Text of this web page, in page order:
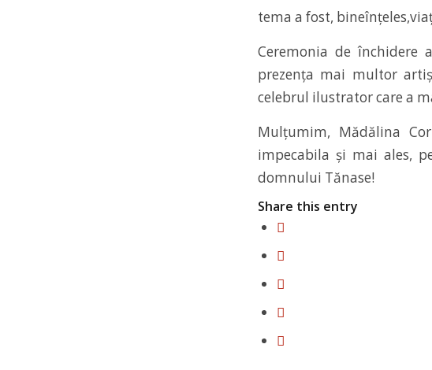
tema a fost,
Ceremonia de
prezența mai multor
celebrul ilustrator care a
Mulțumim, Mădălina
impecabila și mai ales,
domnului Tănase!
Share this entry